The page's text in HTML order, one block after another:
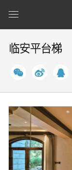
临安平台梯